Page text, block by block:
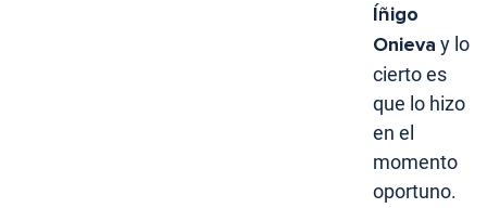
Íñigo
Onieva y lo
cierto es
que lo hizo
en el
momento
oportuno.